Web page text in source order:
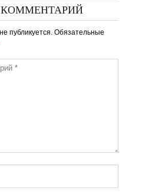
публикуется. Обязательные